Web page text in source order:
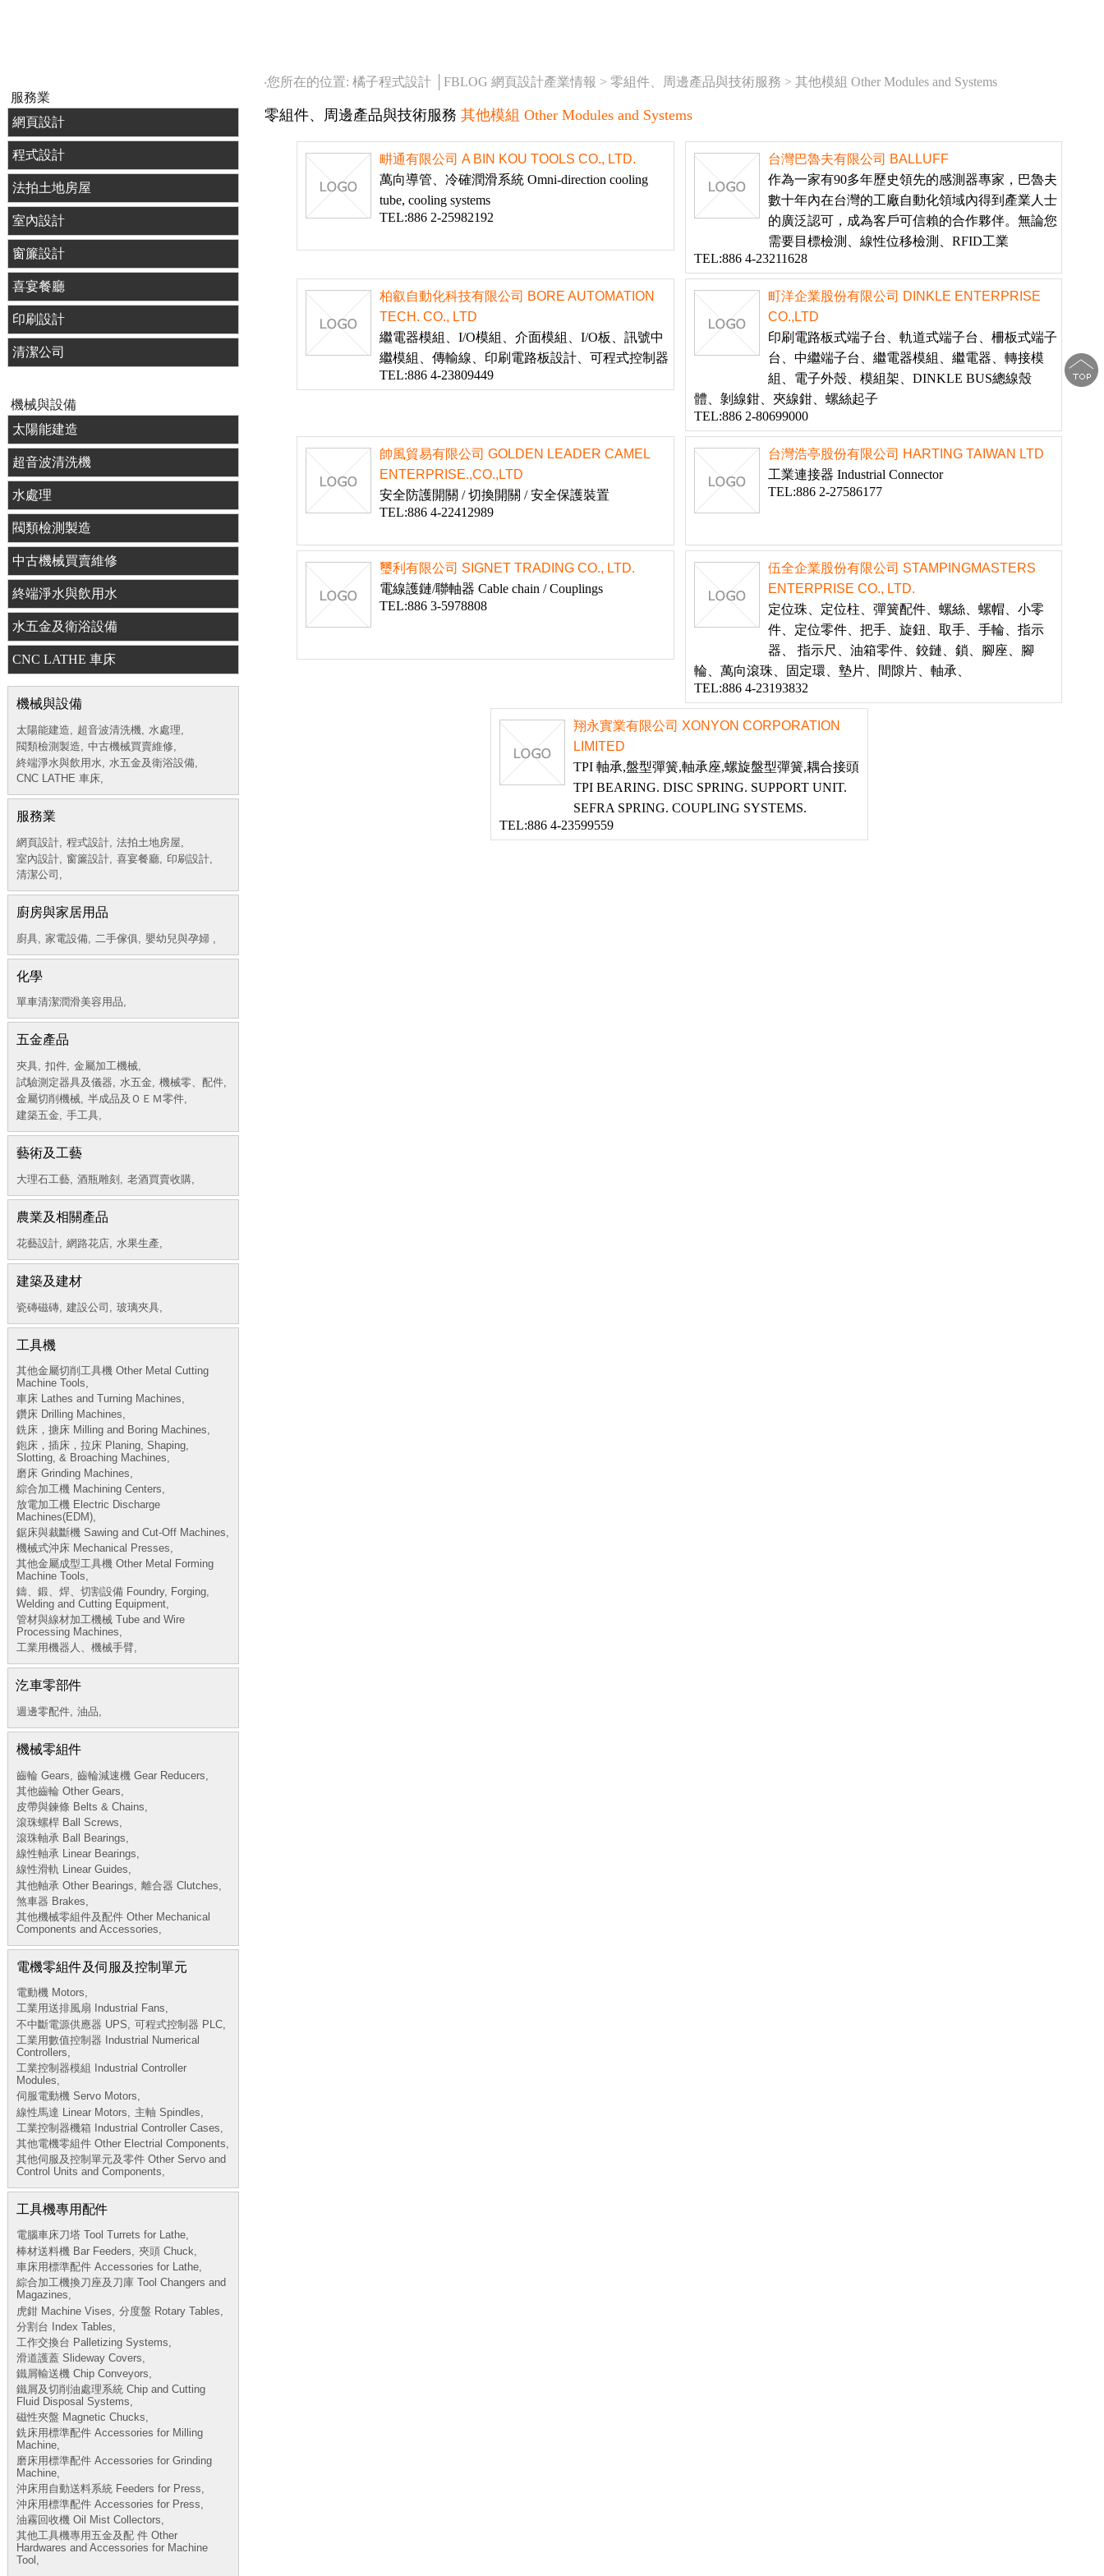
服務業
網頁設計
程式設計
法拍土地房屋
室內設計
窗簾設計
喜宴餐廳
印刷設計
清潔公司
機械與設備
太陽能建造
超音波清洗機
水處理
閥類檢測製造
中古機械買賣維修
終端淨水與飲用水
水五金及衛浴設備
CNC LATHE 車床
機械與設備
太陽能建造, 超音波清洗機, 水處理,
閥類檢測製造, 中古機械買賣維修,
終端淨水與飲用水, 水五金及衛浴設備,
CNC LATHE 車床,
服務業
網頁設計, 程式設計, 法拍土地房屋,
室內設計, 窗簾設計, 喜宴餐廳, 印刷設計,
清潔公司,
廚房與家居用品
廚具, 家電設備, 二手傢俱, 嬰幼兒與孕婦 ,
化學
單車清潔潤滑美容用品,
五金產品
夾具, 扣件, 金屬加工機械,
試驗測定器具及儀器, 水五金, 機械零、配件,
金屬切削機械, 半成品及ＯＥＭ零件,
建築五金, 手工具,
藝術及工藝
大理石工藝, 酒瓶雕刻, 老酒買賣收購,
農業及相關產品
花藝設計, 網路花店, 水果生產,
建築及建材
瓷磚磁磚, 建設公司, 玻璃夾具,
工具機
其他金屬切削工具機 Other Metal Cutting
Machine Tools,
車床 Lathes and Turning Machines,
鑽床 Drilling Machines,
銑床，搪床 Milling and Boring Machines,
鉋床，插床，拉床 Planing, Shaping,
Slotting, & Broaching Machines,
磨床 Grinding Machines,
綜合加工機 Machining Centers,
放電加工機 Electric Discharge
Machines(EDM),
鋸床與裁斷機 Sawing and Cut-Off Machines,
機械式沖床 Mechanical Presses,
其他金屬成型工具機 Other Metal Forming
Machine Tools,
鑄、鍛、焊、切割設備 Foundry, Forging,
Welding and Cutting Equipment,
管材與線材加工機械 Tube and Wire
Processing Machines,
工業用機器人、機械手臂,
汔車零部件
週邊零配件, 油品,
機械零組件
齒輪 Gears, 齒輪減速機 Gear Reducers,
其他齒輪 Other Gears,
皮帶與鍊條 Belts & Chains,
滾珠螺桿 Ball Screws,
滾珠軸承 Ball Bearings,
線性軸承 Linear Bearings,
線性滑軌 Linear Guides,
其他軸承 Other Bearings, 離合器 Clutches,
煞車器 Brakes,
其他機械零組件及配件 Other Mechanical
Components and Accessories,
電機零組件及伺服及控制單元
電動機 Motors,
工業用送排風扇 Industrial Fans,
不中斷電源供應器 UPS, 可程式控制器 PLC,
工業用數值控制器 Industrial Numerical
Controllers,
工業控制器模組 Industrial Controller
Modules,
伺服電動機 Servo Motors,
線性馬達 Linear Motors, 主軸 Spindles,
工業控制器機箱 Industrial Controller Cases,
其他電機零組件 Other Electrial Components,
其他伺服及控制單元及零件 Other Servo and
Control Units and Components,
工具機專用配件
電腦車床刀塔 Tool Turrets for Lathe,
棒材送料機 Bar Feeders, 夾頭 Chuck,
車床用標準配件 Accessories for Lathe,
綜合加工機換刀座及刀庫 Tool Changers and
Magazines,
虎鉗 Machine Vises, 分度盤 Rotary Tables,
分割台 Index Tables,
工作交換台 Palletizing Systems,
滑道護蓋 Slideway Covers,
鐵屑輸送機 Chip Conveyors,
鐵屑及切削油處理系統 Chip and Cutting
Fluid Disposal Systems,
磁性夾盤 Magnetic Chucks,
銑床用標準配件 Accessories for Milling
Machine,
磨床用標準配件 Accessories for Grinding
Machine,
沖床用自動送料系統 Feeders for Press,
沖床用標準配件 Accessories for Press,
油霧回收機 Oil Mist Collectors,
其他工具機專用五金及配 件 Other
Hardwares and Accessories for Machine
Tool,
‧您所在的位置: 橘子程式設計 │FBLOG 網頁設計產業情報 > 零組件、周邊產品與技術服務 >其他模組 Other Modules and Systems
零組件、周邊產品與技術服務 其他模組 Other Modules and Systems
畊通有限公司 A BIN KOU TOOLS CO., LTD.
萬向導管、冷確潤滑系統 Omni-direction cooling
tube, cooling systems
TEL:886 2-25982192
台灣巴魯夫有限公司 BALLUFF
作為一家有90多年歷史領先的感測器專家，巴魯夫
數十年內在台灣的工廠自動化領域內得到產業人士
的廣泛認可，成為客戶可信賴的合作夥伴。無論您
需要目標檢測、線性位移檢測、RFID工業
TEL:886 4-23211628
柏叡自動化科技有限公司 BORE AUTOMATION
TECH. CO., LTD
繼電器模組、I/O模組、介面模組、I/O板、訊號中
繼模組、傳輸線、印刷電路板設計、可程式控制器
TEL:886 4-23809449
町洋企業股份有限公司 DINKLE ENTERPRISE
CO.,LTD
印刷電路板式端子台、軌道式端子台、柵板式端子
台、中繼端子台、繼電器模組、繼電器、轉接模
組、電子外殼、模組架、DINKLE BUS總線殼
體、剝線鉗、夾線鉗、螺絲起子
TEL:886 2-80699000
帥風貿易有限公司 GOLDEN LEADER CAMEL
ENTERPRISE.,CO.,LTD
安全防護開關 / 切換開關 / 安全保護裝置
TEL:886 4-22412989
台灣浩亭股份有限公司 HARTING TAIWAN LTD
工業連接器 Industrial Connector
TEL:886 2-27586177
璽利有限公司 SIGNET TRADING CO., LTD.
電線護鏈/聯軸器 Cable chain / Couplings
TEL:886 3-5978808
伍全企業股份有限公司 STAMPINGMASTERS
ENTERPRISE CO., LTD.
定位珠、定位柱、彈簧配件、螺絲、螺帽、小零
件、定位零件、把手、旋鈕、取手、手輪、指示
器、 指示尺、油箱零件、鉸鏈、鎖、腳座、腳
輪、萬向滾珠、固定環、墊片、間隙片、軸承、
TEL:886 4-23193832
翔永實業有限公司 XONYON CORPORATION
LIMITED
TPI 軸承,盤型彈簧,軸承座,螺旋盤型彈簧,耦合接頭
TPI BEARING. DISC SPRING. SUPPORT UNIT.
SEFRA SPRING. COUPLING SYSTEMS.
TEL:886 4-23599559